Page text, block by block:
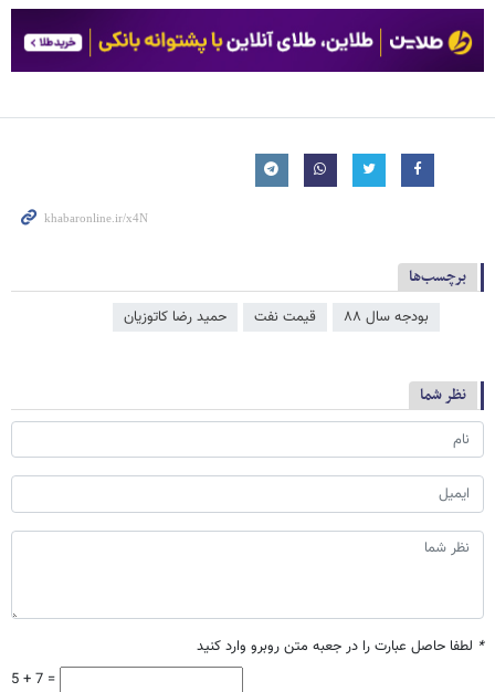
برچسب‌ها
بودجه سال ۸۸ قیمت نفت حمید رضا کاتوزیان
نظر شما
* لطفا حاصل عبارت را در جعبه متن روبرو وارد کنید
5 + 7 =